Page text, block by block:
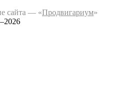
сайта — «Продвигариум»